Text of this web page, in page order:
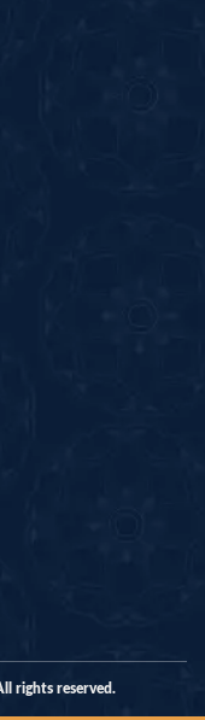
rights reserved.